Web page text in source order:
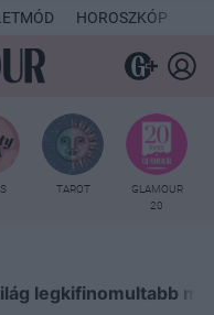
HOROSZKÓP
TAROT
GLAMOUR
20
legkifinomultabb